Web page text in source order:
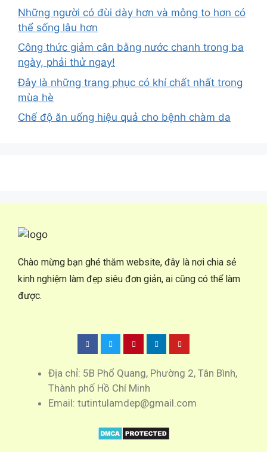
Những người có đùi dày hơn và mông to hơn có
thể sống lâu hơn
Công thức giảm cân bằng nước chanh trong ba
ngày, phải thử ngay!
Đây là những trang phục có khí chất nhất trong
mùa hè
Chế độ ăn uống hiệu quả cho bệnh chàm da
Chào mừng bạn ghé thăm website, đây là nơi chia sẻ
kinh nghiệm làm đẹp siêu đơn giản, ai cũng có thể làm
được.
Địa chỉ: 5B Phổ Quang, Phường 2, Tân Bình,
Thành phố Hồ Chí Minh
Email: tutintulamdep@gmail.com